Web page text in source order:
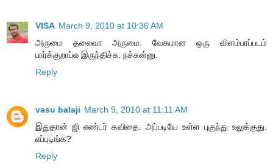
VISA March 9, 2010 at 10:36 AM
அருமை தலைவா அருமை. வேகமான ஒரு விளம்பரப்படம்
பார்க்குறாப்ல இருந்திச்சு. நச்சுன்னு.
Reply
vasu balaji March 9, 2010 at 11:11 AM
இதுதான் ஜி எண்டர் கவிதை. அப்படியே உள்ள புகுந்து உலுக்குது.
எப்புடிங்க?
Reply